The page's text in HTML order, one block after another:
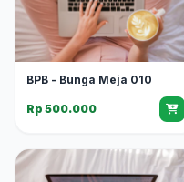
BPB - Bunga Meja 010
Rp 500.000